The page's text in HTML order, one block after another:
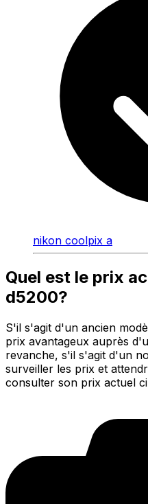
nikon coolpix a
Quel est le prix
d5200?
S'il s'agit d'un ancien
prix avantageux auprès
revanche, s'il s'agit d'un
surveiller les prix et
consulter son prix actuel